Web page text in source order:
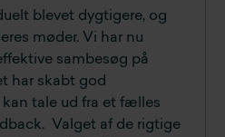
blevet dygtigere, og
møder. Vi har nu
sambesøg på
har skabt god
tale ud fra et fælles
Valget af de rigtige